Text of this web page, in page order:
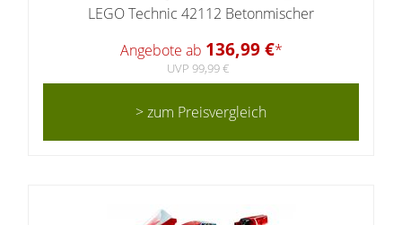
LEGO Technic 42112 Betonmischer
Angebote ab 136,99 €*
UVP 99,99 €
> zum Preisvergleich